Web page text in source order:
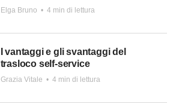
Elga Bruno • 4 min di lettura
I vantaggi e gli svantaggi del
trasloco self-service
Grazia Vitale • 4 min di lettura